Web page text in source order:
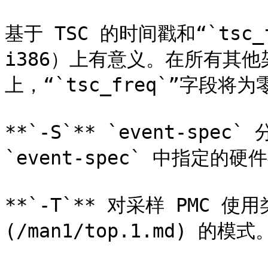
基于 TSC 的时间戳和
i386）上有意义。在所有其
上，“`tsc_freq`”字段将为
**`-S`** `event-spec` 分配
`event-spec` 中指定的硬件
**`-T`** 对采样 PMC 使
(/man1/top.1.md) 的模式。